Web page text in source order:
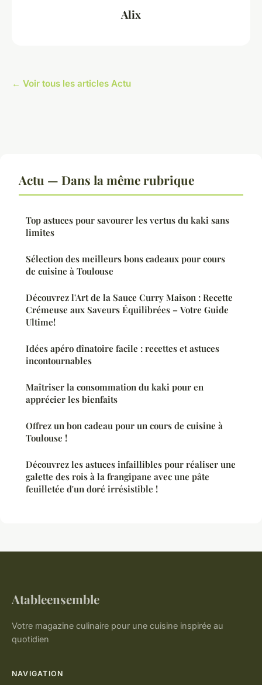
Alix
← Voir tous les articles Actu
Actu — Dans la même rubrique
Top astuces pour savourer les vertus du kaki sans
limites
Sélection des meilleurs bons cadeaux pour cours
de cuisine à Toulouse
Découvrez l'Art de la Sauce Curry Maison : Recette
Crémeuse aux Saveurs Équilibrées – Votre Guide
Ultime!
Idées apéro dînatoire facile : recettes et astuces
incontournables
Maîtriser la consommation du kaki pour en
apprécier les bienfaits
Offrez un bon cadeau pour un cours de cuisine à
Toulouse !
Découvrez les astuces infaillibles pour réaliser une
galette des rois à la frangipane avec une pâte
feuilletée d'un doré irrésistible !
Atableensemble
Votre magazine culinaire pour une cuisine inspirée au
quotidien
NAVIGATION